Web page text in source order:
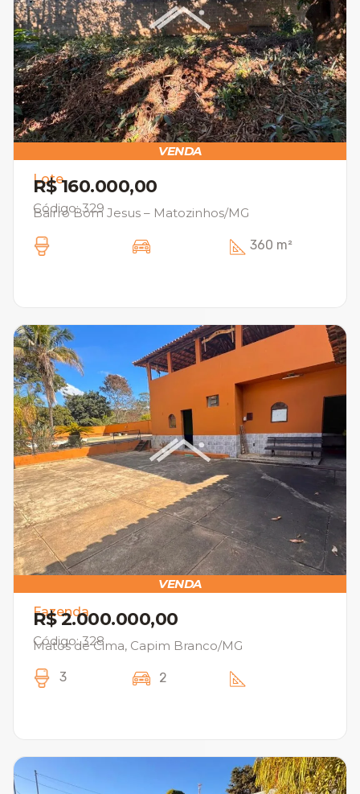
VENDA
Lote
R$ 160.000,00
Código: 329
Bairro Bom Jesus – Matozinhos/MG
360 m²
VENDA
Fazenda
R$ 2.000.000,00
Código: 328
Matos de Cima, Capim Branco/MG
3 2